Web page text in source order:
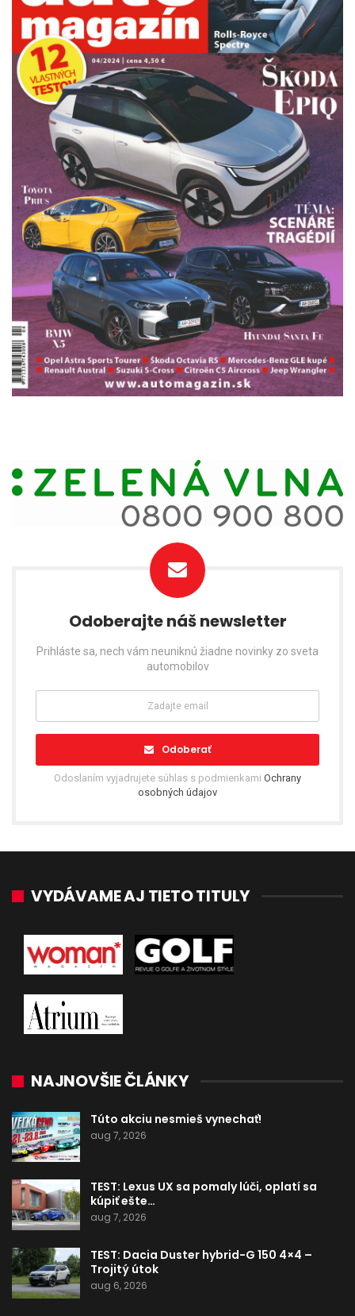
Odoberajte náš newsletter
Prihláste sa, nech vám neuniknú žiadne novinky zo sveta
automobilov
Odoberať
Odoslaním vyjadrujete súhlas s podmienkami Ochrany
osobných údajov
VYDÁVAME AJ TIETO TITULY
NAJNOVŠIE ČLÁNKY
Túto akciu nesmieš vynechať!
aug 7, 2026
TEST: Lexus UX sa pomaly lúči, oplatí sa
kúpiť ešte…
aug 7, 2026
TEST: Dacia Duster hybrid-G 150 4×4 –
Trojitý útok
aug 6, 2026